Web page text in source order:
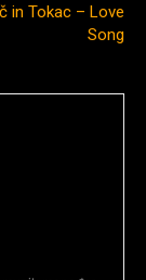
in Tokac – Love
Song